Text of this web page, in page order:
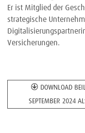
Er ist Mitglied der
strategische
Versicherungen.
DOWNLOAD
SEPTEMBER 2024